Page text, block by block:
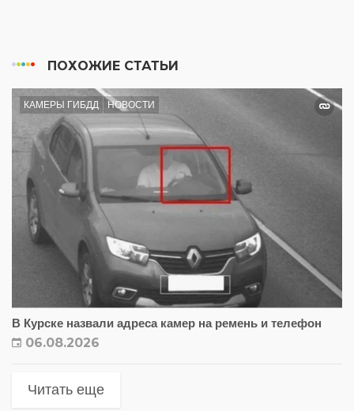
ПОХОЖИЕ СТАТЬИ
КАМЕРЫ ГИБДД НОВОСТИ
В Курске назвали адреса камер на ремень и телефон
06.08.2026
Читать еще